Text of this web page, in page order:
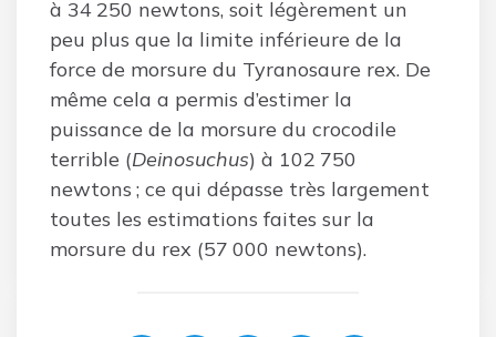
à 34 250 newtons, soit légèrement un
peu plus que la limite inférieure de la
force de morsure du Tyranosaure rex. De
même cela a permis d’estimer la
puissance de la morsure du crocodile
terrible (Deinosuchus) à 102 750
newtons ; ce qui dépasse très largement
toutes les estimations faites sur la
morsure du rex (57 000 newtons).